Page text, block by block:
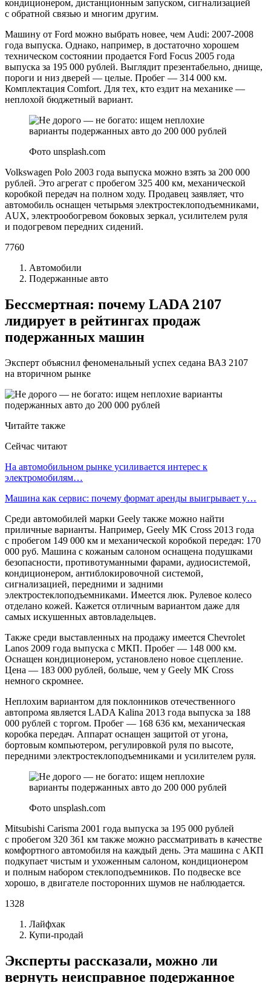
кондиционером, дистанционным запуском, сигнализацией
с обратной связью и многим другим.
Машину от Ford можно выбрать новее, чем Audi: 2007-2008
года выпуска. Однако, например, в достаточно хорошем
техническом состоянии продается Ford Focus 2005 года
выпуска за 195 000 рублей. Выглядит презентабельно, днище,
пороги и низ дверей — целые. Пробег — 314 000 км.
Комплектация Comfort. Для тех, кто ездит на механике —
неплохой бюджетный вариант.
Фото unsplash.com
Volkswagen Polo 2003 года выпуска можно взять за 200 000
рублей. Это агрегат с пробегом 325 400 км, механической
коробкой передач на полном ходу. Продавец заявляет, что
автомобиль оснащен четырьмя электростеклоподъемниками,
AUX, электрообогревом боковых зеркал, усилителем руля
и подогревом передних сидений.
7760
Автомобили
Подержанные авто
Бессмертная: почему LADA 2107
лидирует в рейтингах продаж
подержанных машин
Эксперт объяснил феноменальный успех седана ВАЗ 2107
на вторичном рынке
Читайте также
Сейчас читают
На автомобильном рынке усиливается интерес к
электромобилям…
Машина как сервис: почему формат аренды выигрывает у…
Среди автомобилей марки Geely также можно найти
приличные варианты. Например, Geely MK Cross 2013 года
с пробегом 149 000 км и механической коробкой передач: 170
000 руб. Машина с кожаным салоном оснащена подушками
безопасности, противотуманными фарами, аудиосистемой,
кондиционером, антиблокировочной системой,
сигнализацией, передними и задними
электростеклоподъемниками. Имеется люк. Рулевое колесо
отделано кожей. Кажется отличным вариантом даже для
самых искушенных автовладельцев.
Также среди выставленных на продажу имеется Chevrolet
Lanos 2009 года выпуска с МКП. Пробег — 148 000 км.
Оснащен кондиционером, установлено новое сцепление.
Цена — 183 000 рублей, больше, чем у Geely MK Cross
немного скромнее.
Неплохим вариантом для поклонников отечественного
автопрома является LADA Kalina 2013 года выпуска за 188
000 рублей с торгом. Пробег — 168 636 км, механическая
коробка передач. Аппарат оснащен защитой от угона,
бортовым компьютером, регулировкой руля по высоте,
передними электростеклоподъемниками и усилителем руля.
Фото unsplash.com
Mitsubishi Carisma 2001 года выпуска за 195 000 рублей
с пробегом 320 361 км также можно рассматривать в качестве
комфортного автомобиля на каждый день. Эта машина с АКП
подкупает чистым и ухоженным салоном, кондиционером
и полным набором стеклоподъемников. По подвеске все
хорошо, в двигателе посторонних шумов не наблюдается.
1328
Лайфхак
Купи-продай
Эксперты рассказали, можно ли
вернуть неисправное подержанное